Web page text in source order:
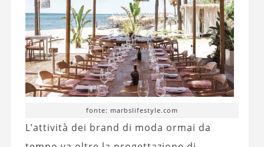
fonte: marbslifestyle.com
L’attività dei brand di moda ormai da